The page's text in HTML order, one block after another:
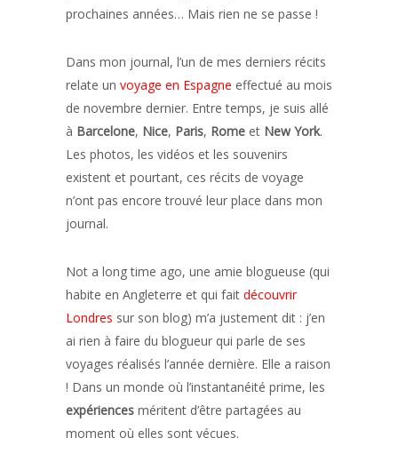
prochaines années… Mais rien ne se passe !
Dans mon journal, l’un de mes derniers récits
relate un voyage en Espagne effectué au mois
de novembre dernier. Entre temps, je suis allé
à Barcelone, Nice, Paris, Rome et New York.
Les photos, les vidéos et les souvenirs
existent et pourtant, ces récits de voyage
n’ont pas encore trouvé leur place dans mon
journal.
Not a long time ago, une amie blogueuse (qui
habite en Angleterre et qui fait découvrir
Londres sur son blog) m’a justement dit : j’en
ai rien à faire du blogueur qui parle de ses
voyages réalisés l’année dernière. Elle a raison
! Dans un monde où l’instantanéité prime, les
expériences méritent d’être partagées au
moment où elles sont vécues.